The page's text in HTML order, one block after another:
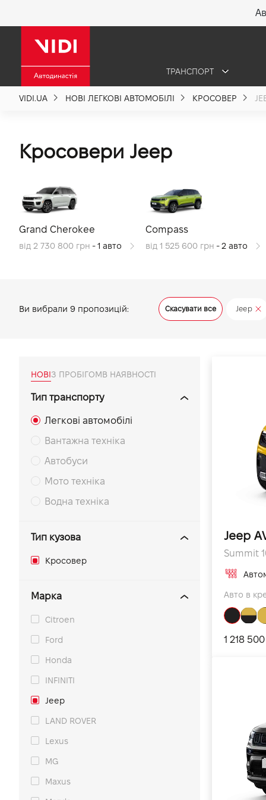
ТРАНСПОРТ
VIDI.UA НОВІ ЛЕГКОВІ АВТОМОБІЛІ КРОСОВЕР
Кросовери Jeep
Grand Cherokee
від 2 730 800 грн - 1 авто
Compass
від 1 525 600 грн - 2 авто
Ви вибрали 9 пропозицій: Скасувати все Jeep
НОВІЗ ПРОБІГОМВ НАЯВНОСТІ
Тип транспорту
Легкові автомобілі
Вантажна техніка
Автобуси
Мото техніка
Водна техніка
Тип кузова
Кросовер
Марка
Citroen
Ford
Honda
INFINITI
Jeep
LAND ROVER
Lexus
MG
Maxus
Jeep
Summit
Авто в
1 218
Про компанію
Політика якості
Контакти